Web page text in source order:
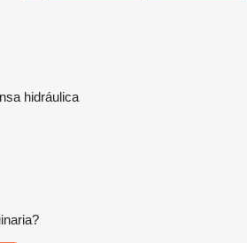
hidráulica